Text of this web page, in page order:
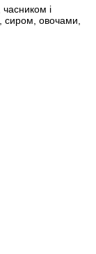
і
сиром, овочами,